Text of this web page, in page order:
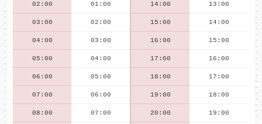
02:00 01:00 14:00 13:00
03:00 02:00 15:00 14:00
04:00 03:00 16:00 15:00
05:00 04:00 17:00 16:00
06:00 05:00 18:00 17:00
07:00 06:00 19:00 18:00
08:00 07:00 20:00 19:00